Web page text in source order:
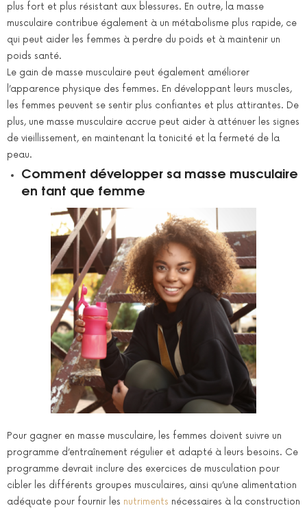
plus fort et plus résistant aux blessures. En outre, la masse
musculaire contribue également à un métabolisme plus rapide, ce
qui peut aider les femmes à perdre du poids et à maintenir un
poids santé.
Le gain de masse musculaire peut également améliorer
l’apparence physique des femmes. En développant leurs muscles,
les femmes peuvent se sentir plus confiantes et plus attirantes. De
plus, une masse musculaire accrue peut aider à atténuer les signes
de vieillissement, en maintenant la tonicité et la fermeté de la
peau.
Comment développer sa masse musculaire
en tant que femme
Pour gagner en masse musculaire, les femmes doivent suivre un
programme d’entraînement régulier et adapté à leurs besoins. Ce
programme devrait inclure des exercices de musculation pour
cibler les différents groupes musculaires, ainsi qu’une alimentation
adéquate pour fournir les nutriments nécessaires à la construction